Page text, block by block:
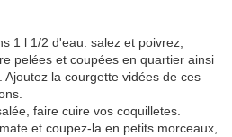
1 l 1/2 d'eau. salez et poivrez,
pelées et coupées en quartier ainsi
la courgette vidées de ces
faire cuire vos coquilletes.
et coupez-la en petits morceaux,